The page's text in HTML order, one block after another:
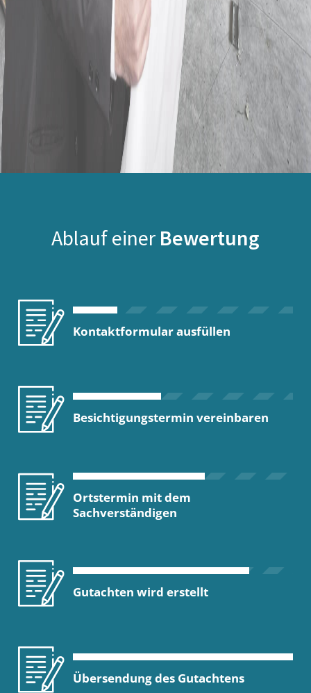
Ablauf einer Bewertung
Kontaktformular ausfüllen
Besichtigungstermin vereinbaren
Ortstermin mit dem
Sachverständigen
Gutachten wird erstellt
Übersendung des Gutachtens